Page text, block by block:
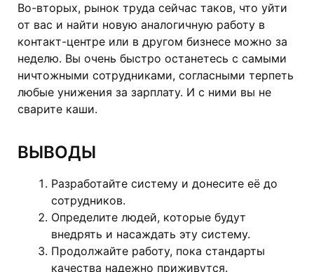
Во-вторых, рынок труда сейчас таков, что уйти
от вас и найти новую аналогичную работу в
контакт-центре или в другом бизнесе можно за
неделю. Вы очень быстро останетесь с самыми
ничтожными сотрудниками, согласными терпеть
любые унижения за зарплату. И с ними вы не
сварите каши.
ВЫВОДЫ
Разработайте систему и донесите её до
сотрудников.
Определите людей, которые будут
внедрять и насаждать эту систему.
Продолжайте работу, пока стандарты
качества надежно приживутся.